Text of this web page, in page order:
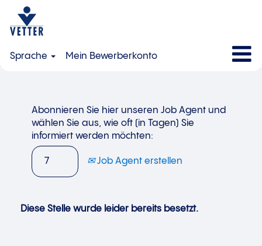
Sprache Mein Bewerberkonto
Abonnieren Sie hier unseren Job Agent und
wählen Sie aus, wie oft (in Tagen) Sie
informiert werden möchten:
Job Agent erstellen
Diese Stelle wurde leider bereits besetzt.